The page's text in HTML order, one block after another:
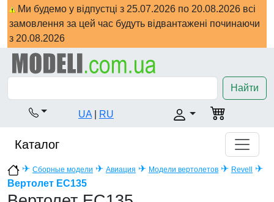
Ми будемо у відпустці з 25.07.2026 по 20.08.2026 всі
замовлення за цей час будуть відвантажені починаючи
з 20.08.2026
Найти
UA RU
Каталог
✈ Сборные модели ✈ Авиация ✈ Модели вертолетов ✈ Revell
✈
Вертолет EC135